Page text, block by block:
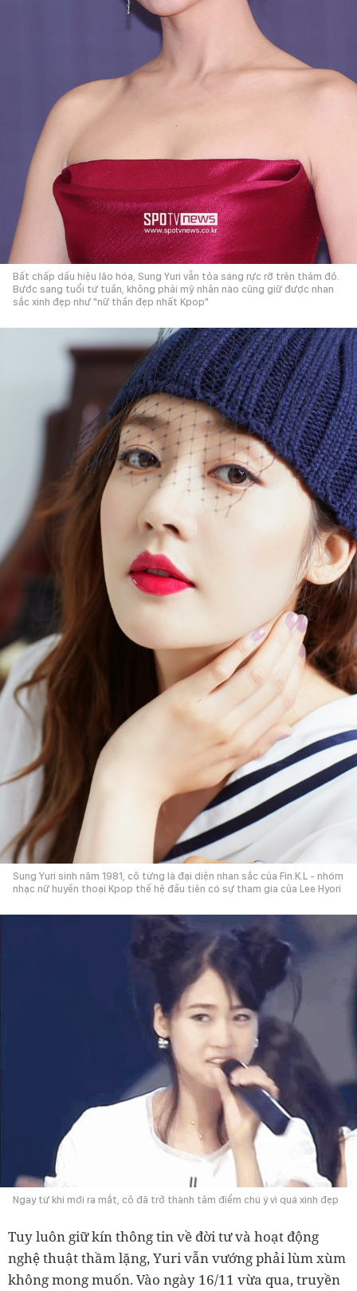
Bất chấp dấu hiệu lão hóa, Sung Yuri vẫn tỏa sáng rực rỡ trên thảm đỏ.
Bước sang tuổi tứ tuần, không phải mỹ nhân nào cũng giữ được nhan
sắc xinh đẹp như "nữ thần đẹp nhất Kpop"
Sung Yuri sinh năm 1981, cô từng là đại diện nhan sắc của Fin.K.L - nhóm
nhạc nữ huyền thoại Kpop thế hệ đầu tiên có sự tham gia của Lee Hyori
Ngay từ khi mới ra mắt, cô đã trở thành tâm điểm chú ý vì quá xinh đẹp
Tuy luôn giữ kín thông tin về đời tư và hoạt động
nghệ thuật thầm lặng, Yuri vẫn vướng phải lùm xùm
không mong muốn. Vào ngày 16/11 vừa qua, truyền